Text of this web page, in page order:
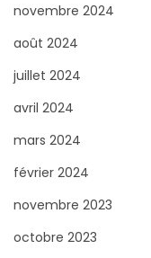
novembre 2024
août 2024
juillet 2024
avril 2024
mars 2024
février 2024
novembre 2023
octobre 2023